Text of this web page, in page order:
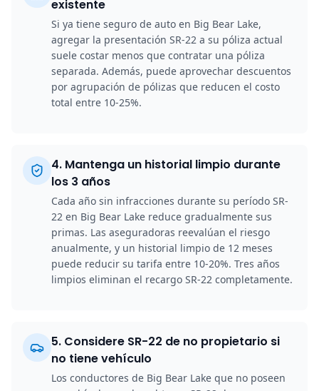
existente
Si ya tiene seguro de auto en Big Bear Lake,
agregar la presentación SR-22 a su póliza actual
suele costar menos que contratar una póliza
separada. Además, puede aprovechar descuentos
por agrupación de pólizas que reducen el costo
total entre 10-25%.
4. Mantenga un historial limpio durante
los 3 años
Cada año sin infracciones durante su período SR-
22 en Big Bear Lake reduce gradualmente sus
primas. Las aseguradoras reevalúan el riesgo
anualmente, y un historial limpio de 12 meses
puede reducir su tarifa entre 10-20%. Tres años
limpios eliminan el recargo SR-22 completamente.
5. Considere SR-22 de no propietario si
no tiene vehículo
Los conductores de Big Bear Lake que no poseen